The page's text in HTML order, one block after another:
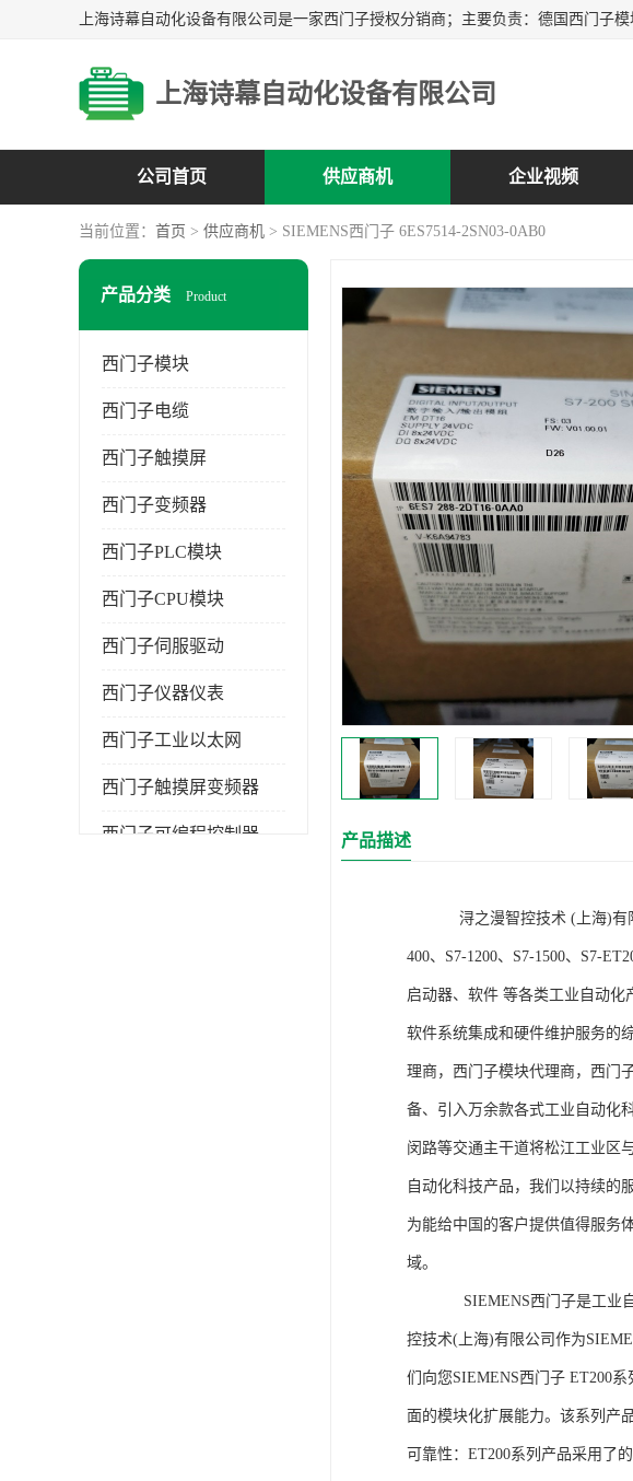
上海诗幕自动化设备有限公司
公司首页 供应商机 企业视频
当前位置： 首页 > 供应商机 > SIEMENS西门子 6ES7514-2SN03-0AB0
产品分类 Product
西门子模块
西门子电缆
西门子触摸屏
西门子变频器
西门子PLC模块
西门子CPU模块
西门子伺服驱动
西门子仪器仪表
西门子工业以太网
西门子触摸屏变频器
西门子可编程控制器 产品描述
浔之漫智控技术 (上海)有限公
400、S7-1200、S7-1500、S7-
启动器、软件 等各类工业自动
软件系统集成和硬件维护服务的
理商，西门子模块代理商，西门
备、引入万余款各式工业自动化
闵路等交通主干道将松江工业区
自动化科技产品，我们以持续的
为能给中国的客户提供值得服务
域。
SIEMENS西门子是工业自动
控技术(上海)有限公司作为
们向您SIEMENS西门子 ET200
面的模块化扩展能力。该系列产
可靠性：ET200系列产品采用了